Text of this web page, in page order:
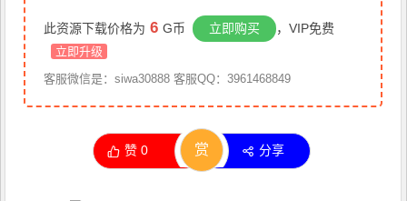
此资源下载价格为 6 G币 立即购买 ，VIP免费
立即升级
客服微信是：siwa30888 客服QQ：3961468849
赞0 赏 分享